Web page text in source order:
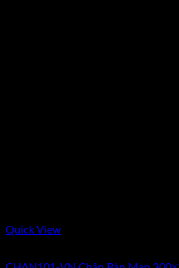
Quick View